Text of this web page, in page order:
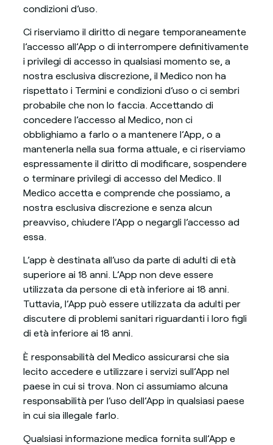
condizioni d’uso.
Ci riserviamo il diritto di negare temporaneamente
l’accesso all’App o di interrompere definitivamente
i privilegi di accesso in qualsiasi momento se, a
nostra esclusiva discrezione, il Medico non ha
rispettato i Termini e condizioni d’uso o ci sembri
probabile che non lo faccia. Accettando di
concedere l’accesso al Medico, non ci
obblighiamo a farlo o a mantenere l’App, o a
mantenerla nella sua forma attuale, e ci riserviamo
espressamente il diritto di modificare, sospendere
o terminare privilegi di accesso del Medico. Il
Medico accetta e comprende che possiamo, a
nostra esclusiva discrezione e senza alcun
preavviso, chiudere l’App o negargli l’accesso ad
essa.
L’app è destinata all’uso da parte di adulti di età
superiore ai 18 anni. L’App non deve essere
utilizzata da persone di età inferiore ai 18 anni.
Tuttavia, l’App può essere utilizzata da adulti per
discutere di problemi sanitari riguardanti i loro figli
di età inferiore ai 18 anni.
È responsabilità del Medico assicurarsi che sia
lecito accedere e utilizzare i servizi sull’App nel
paese in cui si trova. Non ci assumiamo alcuna
responsabilità per l’uso dell’App in qualsiasi paese
in cui sia illegale farlo.
Qualsiasi informazione medica fornita sull’App e